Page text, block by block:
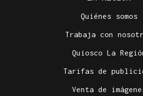
Quiénes somos
Trabaja con
Quiosco La
Tarifas de
Venta de